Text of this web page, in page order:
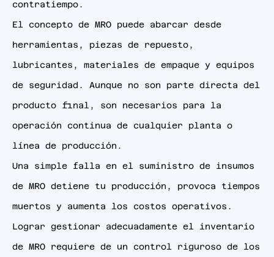
contratiempo.
El concepto de MRO puede abarcar desde
herramientas, piezas de repuesto,
lubricantes, materiales de empaque y equipos
de seguridad. Aunque no son parte directa del
producto final, son necesarios para la
operación continua de cualquier planta o
línea de producción.
Una simple falla en el suministro de insumos
de MRO detiene tu producción, provoca tiempos
muertos y aumenta los costos operativos.
Lograr gestionar adecuadamente el inventario
de MRO requiere de un control riguroso de los